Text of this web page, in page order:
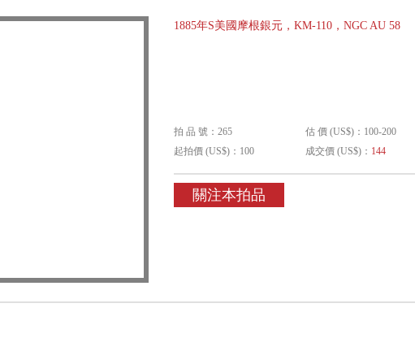
1885年S美國摩根銀元，KM-110，NGC AU 58
拍 品 號：265
估 價 (US$)：100-200
起拍價 (US$)：100
成交價 (US$)： 144
關注本拍品